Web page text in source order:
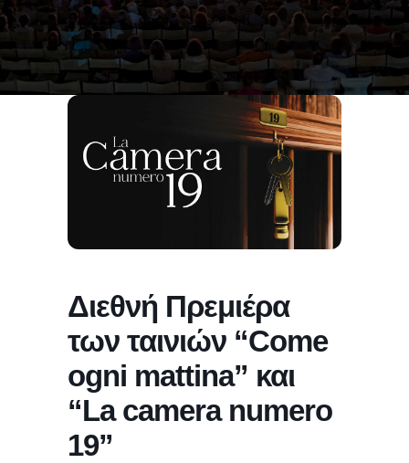
Διεθνή Πρεμιέρα
των ταινιών “Come
ogni mattina” και
“La camera numero
19”